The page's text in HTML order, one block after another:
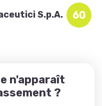
S.p.A. 60
n'apparaît
?